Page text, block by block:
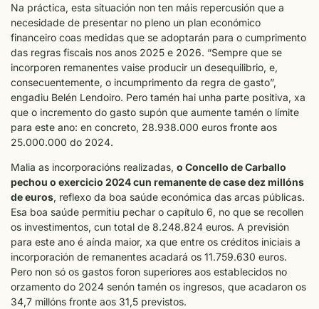
Na práctica, esta situación non ten máis repercusión que a
necesidade de presentar no pleno un plan económico
financeiro coas medidas que se adoptarán para o cumprimento
das regras fiscais nos anos 2025 e 2026. “Sempre que se
incorporen remanentes vaise producir un desequilibrio, e,
consecuentemente, o incumprimento da regra de gasto”,
engadiu Belén Lendoiro. Pero tamén hai unha parte positiva, xa
que o incremento do gasto supón que aumente tamén o límite
para este ano: en concreto, 28.938.000 euros fronte aos
25.000.000 do 2024.
Malia as incorporacións realizadas, o Concello de Carballo
pechou o exercicio 2024 cun remanente de case dez millóns
de euros, reflexo da boa saúde económica das arcas públicas.
Esa boa saúde permitiu pechar o capítulo 6, no que se recollen
os investimentos, cun total de 8.248.824 euros. A previsión
para este ano é aínda maior, xa que entre os créditos iniciais a
incorporación de remanentes acadará os 11.759.630 euros.
Pero non só os gastos foron superiores aos establecidos no
orzamento do 2024 senón tamén os ingresos, que acadaron os
34,7 millóns fronte aos 31,5 previstos.